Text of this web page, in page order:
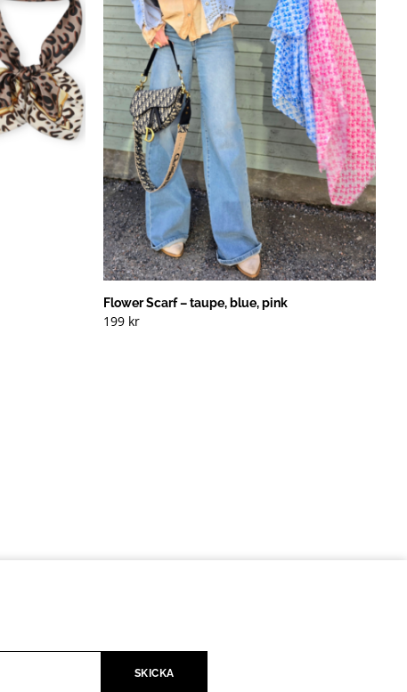
Flower Scarf – taupe, blue, pink
199 kr